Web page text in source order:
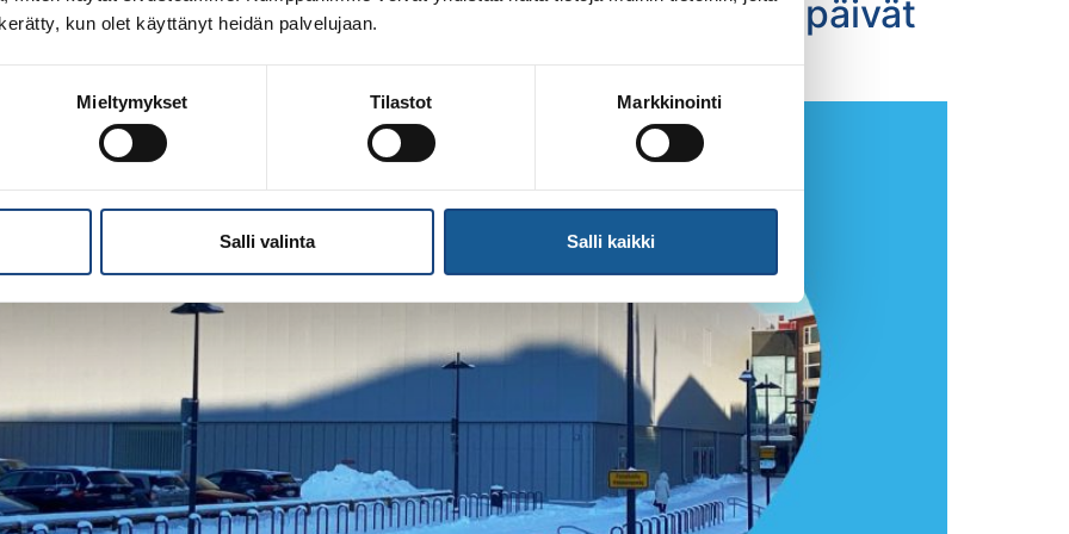
kun olet käyttänyt heidän palvelujaan.
Mieltymykset Tilastot Markkinointi
Salli valinta Salli kaikki
ja Etelä-Suomen Judon Tehotiimin leiripäivät